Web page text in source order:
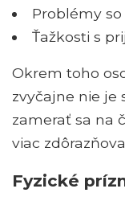
Problémy
Ťažkosti s
Okrem toho
zvyčajne nie je
zamerať sa na
viac
Fyzické